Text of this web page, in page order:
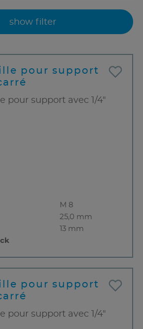
show filter
pour support
M 8
25,0 mm
13 mm
pour support